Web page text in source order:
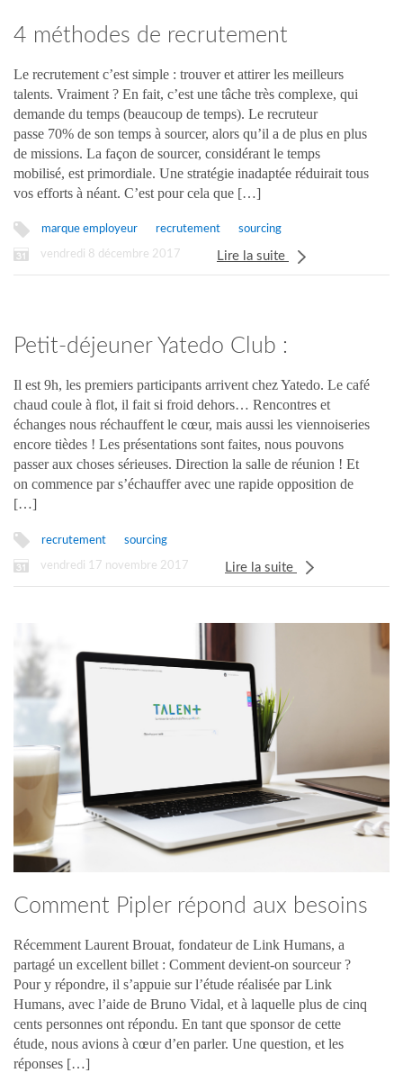
4 méthodes de recrutement
dépassées
Le recrutement c’est simple : trouver et attirer les meilleurs
talents. Vraiment ? En fait, c’est une tâche très complexe, qui
demande du temps (beaucoup de temps). Le recruteur
passe 70% de son temps à sourcer, alors qu’il a de plus en plus
de missions. La façon de sourcer, considérant le temps
mobilisé, est primordiale. Une stratégie inadaptée réduirait tous
vos efforts à néant. C’est pour cela que […]
marque employeur recrutement sourcing
vendredi 8 décembre 2017 Lire la suite
Petit-déjeuner Yatedo Club :
Comment obtenir plus de réponses à
nos mails d’approche ?
Il est 9h, les premiers participants arrivent chez Yatedo. Le café
chaud coule à flot, il fait si froid dehors… Rencontres et
échanges nous réchauffent le cœur, mais aussi les viennoiseries
encore tièdes ! Les présentations sont faites, nous pouvons
passer aux choses sérieuses. Direction la salle de réunion ! Et
on commence par s’échauffer avec une rapide opposition de
[…]
recrutement sourcing
vendredi 17 novembre 2017 Lire la suite
Comment Pipler répond aux besoins
du sourceur
Récemment Laurent Brouat, fondateur de Link Humans, a
partagé un excellent billet : Comment devient-on sourceur ?
Pour y répondre, il s’appuie sur l’étude réalisée par Link
Humans, avec l’aide de Bruno Vidal, et à laquelle plus de cinq
cents personnes ont répondu. En tant que sponsor de cette
étude, nous avions à cœur d’en parler. Une question, et les
réponses […]